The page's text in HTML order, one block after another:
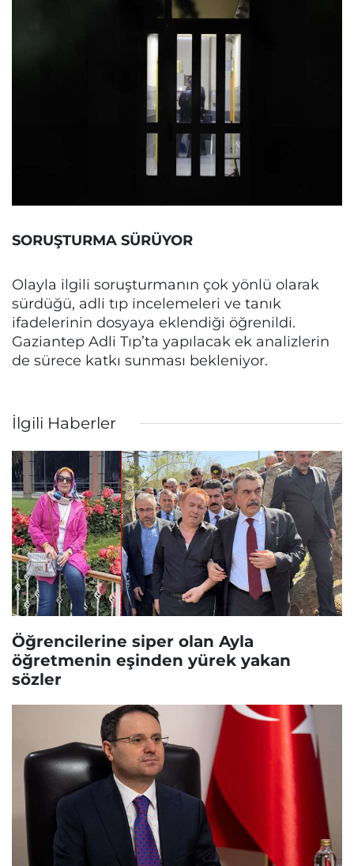
SORUŞTURMA SÜRÜYOR
Olayla ilgili soruşturmanın çok yönlü olarak
sürdüğü, adli tıp incelemeleri ve tanık
ifadelerinin dosyaya eklendiği öğrenildi.
Gaziantep Adli Tıp’ta yapılacak ek analizlerin
de sürece katkı sunması bekleniyor.
İlgili Haberler
Öğrencilerine siper olan Ayla
öğretmenin eşinden yürek yakan
sözler